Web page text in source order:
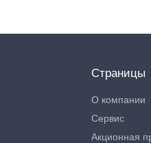
Страницы
О компании
Сервис
Акционная